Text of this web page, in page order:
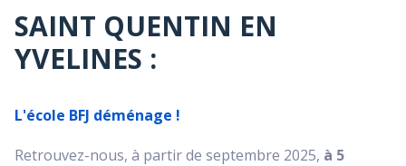
SAINT QUENTIN EN
YVELINES :
L'école BFJ déménage !
Retrouvez-nous, à partir de septembre 2025, à 5